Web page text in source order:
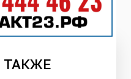
ТАКЖЕ